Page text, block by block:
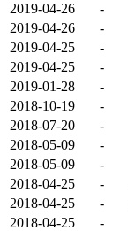
2019-04-26
-
2019-04-26
-
2019-04-25
-
2019-04-25
-
2019-01-28
-
2018-10-19
-
2018-07-20
-
2018-05-09
-
2018-05-09
-
2018-04-25
-
2018-04-25
-
2018-04-25
-